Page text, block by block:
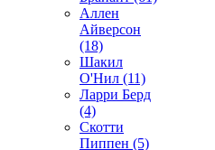
Аллен
Айверсон
(18)
Шакил
О'Нил (11)
Ларри Берд
(4)
Скотти
Пиппен (5)